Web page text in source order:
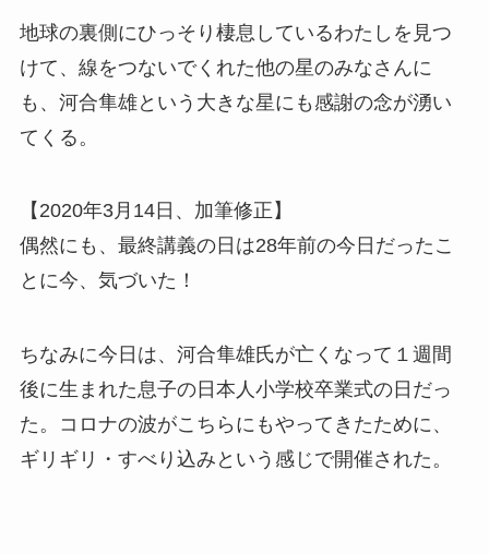
地球の裏側にひっそり棲息しているわたしを見つ
けて、線をつないでくれた他の星のみなさんに
も、河合隼雄という大きな星にも感謝の念が湧い
てくる。
【2020年3月14日、加筆修正】
偶然にも、最終講義の日は28年前の今日だったこ
とに今、気づいた！
ちなみに今日は、河合隼雄氏が亡くなって１週間
後に生まれた息子の日本人小学校卒業式の日だっ
た。コロナの波がこちらにもやってきたために、
ギリギリ・すべり込みという感じで開催された。